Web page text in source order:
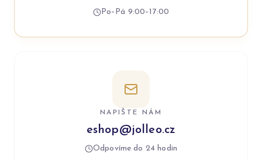
Po–Pá 9:00–17:00
NAPIŠTE NÁM
eshop@jolleo.cz
Odpovíme do 24 hodin